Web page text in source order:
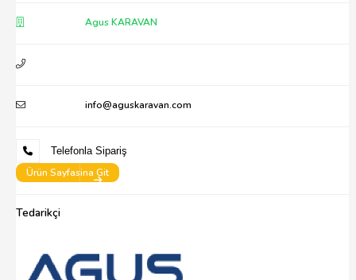
Agus KARAVAN
info@aguskaravan.com
Telefonla Sipariş
Ürün Sayfasina Git
Tedarikçi